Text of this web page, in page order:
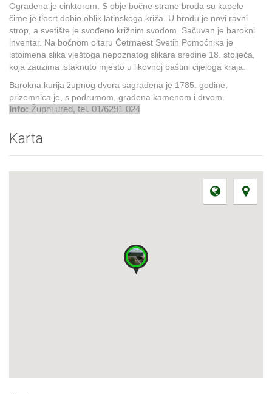
Ograđena je cinktorom. S obje bočne strane broda su kapele
čime je tlocrt dobio oblik latinskoga križa. U brodu je novi ravni
strop, a svetište je svođeno križnim svodom. Sačuvan je barokni
inventar. Na bočnom oltaru Četrnaest Svetih Pomoćnika je
istoimena slika vještoga nepoznatog slikara sredine 18. stoljeća,
koja zauzima istaknuto mjesto u likovnoj baštini cijeloga kraja.
Barokna kurija župnog dvora sagrađena je 1785. godine,
prizemnica je, s podrumom, građena kamenom i drvom.
Info: Župni ured, tel. 01/6291 024
Karta